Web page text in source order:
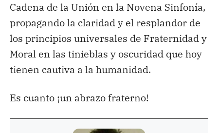
Cadena de la Unión en la Novena Sinfonía,
propagando la claridad y el resplandor de
los principios universales de Fraternidad y
Moral en las tinieblas y oscuridad que hoy
tienen cautiva a la humanidad.
Es cuanto ¡un abrazo fraterno!